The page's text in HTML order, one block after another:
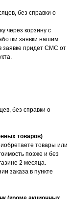
без справки о
через корзину с
заявки нашим
заявке придет СМС от
без справки о
товаров)
товары или
позже и без
2 месяца.
заказа в пункте